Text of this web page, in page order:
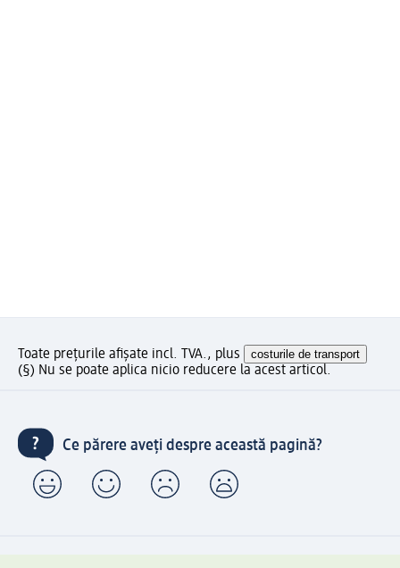
Toate prețurile afișate incl. TVA., plus costurile de transport
(§) Nu se poate aplica nicio reducere la acest articol.
Ce părere aveți despre această pagină?